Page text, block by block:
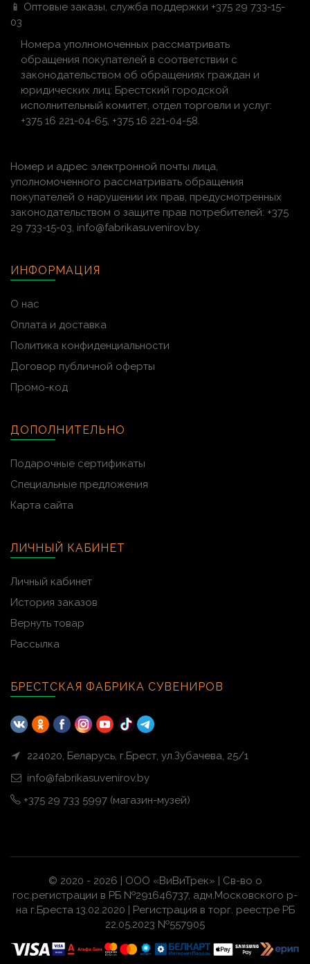
📱 Оптовые заказы, служба поддержки +375 29 733-15-
03
Номера уполномоченных рассматривать
обращения покупателей в соответствии с
законодательством об обращениях граждан и
юридических лиц: Брестский городской
исполнительный комитет, отдел торговли и услуг:
+375 16 221-04-65, +375 16 221-04-58.
Номер и адрес электронной почты лица,
уполномоченного рассматривать обращения
покупателей о нарушении их прав, предусмотренных
законодательством о защите прав потребителей: +375
29 733-15-03, info@fabrikasuvenirov.by.
ИНФОРМАЦИЯ
О нас
Оплата и доставка
Политика конфиденциальности
Договор публичной оферты
Промо-код
ДОПОЛНИТЕЛЬНО
Подарочные сертификаты
Специальные предложения
Карта сайта
ЛИЧНЫЙ КАБИНЕТ
Личный кабинет
История заказов
Вернуть товар
Рассылка
БРЕСТСКАЯ ФАБРИКА СУВЕНИРОВ
224020, Беларусь, г.Брест, ул.Зубачева, 25/1
info@fabrikasuvenirov.by
+375 29 733 5997 (магазин-музей)
© 2020 - 2026 | ООО «ВиВиТрек» | Св-во о
гос.регистрации в РБ №291646737, адм.Московского р-
на г.Бреста 13.02.2020 | Регистрация в торг. реестре РБ
22.05.2023 №557905